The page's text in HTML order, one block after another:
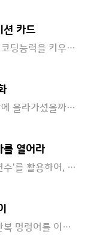
션 카드
알고리즘 설계와 코딩능력을 키우면서, 엄마에게 선물할 재미난 애니메이션 카드도 만들어 보아요!
선생님은 왜 교탁에 올라가셨을까? 모두의 상상력을 발휘하여, 재미있는 만화를 창작해 보아요!
를 열어라
새롭게 배우는 '변수'를 활용하여, 직접 비밀번호를 설정하는 전자자물쇠 소프트웨어를 만들어볼까요?
변수와 조건문, 반복 명령어를 이용하여 숫자 맞히기 놀이 소프트웨어를 만들어요.